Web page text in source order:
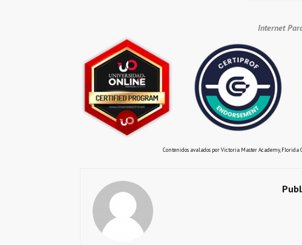
Internet
Contenidos avalados por Victoria Master Academy,